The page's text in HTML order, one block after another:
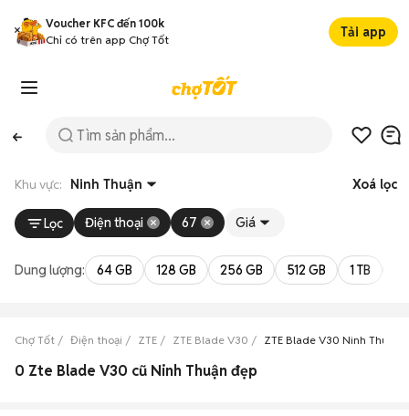
Voucher KFC đến 100k
Chỉ có trên app Chợ Tốt
Tải app
Khu vực: Ninh Thuận Xoá lọc
Lọc Điện thoại 67 Giá
Dung lượng: 64 GB 128 GB 256 GB 512 GB 1 TB
Chợ Tốt Điện thoại ZTE ZTE Blade V30 ZTE Blade V30 Ninh Thuận
0 Zte Blade V30 cũ Ninh Thuận đẹp